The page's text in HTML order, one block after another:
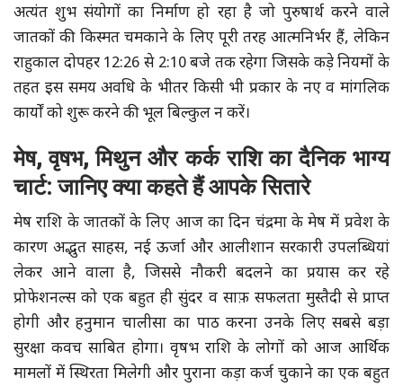
अत्यंत शुभ संयोगों का निर्माण हो रहा है जो पुरुषार्थ करने वाले
जातकों की किस्मत चमकाने के लिए पूरी तरह आत्मनिर्भर हैं, लेकिन
राहुकाल दोपहर 12:26 से 2:10 बजे तक रहेगा जिसके कड़े नियमों के
तहत इस समय अवधि के भीतर किसी भी प्रकार के नए व मांगलिक
कार्यों को शुरू करने की भूल बिल्कुल न करें।
मेष, वृषभ, मिथुन और कर्क राशि का दैनिक भाग्य
चार्ट: जानिए क्या कहते हैं आपके सितारे
मेष राशि के जातकों के लिए आज का दिन चंद्रमा के मेष में प्रवेश के
कारण अद्भुत साहस, नई ऊर्जा और आलीशान सरकारी उपलब्धियां
लेकर आने वाला है, जिससे नौकरी बदलने का प्रयास कर रहे
प्रोफेशनल्स को एक बहुत ही सुंदर व साफ़ सफलता मुस्तैदी से प्राप्त
होगी और हनुमान चालीसा का पाठ करना उनके लिए सबसे बड़ा
सुरक्षा कवच साबित होगा। वृषभ राशि के लोगों को आज आर्थिक
मामलों में स्थिरता मिलेगी और पुराना कड़ा कर्ज चुकाने का एक बहुत